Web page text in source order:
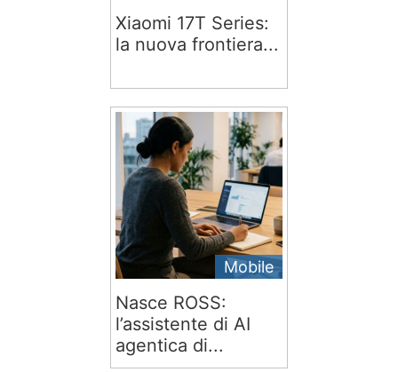
Xiaomi 17T Series:
la nuova frontiera...
Mobile
Nasce ROSS:
l’assistente di AI
agentica di...